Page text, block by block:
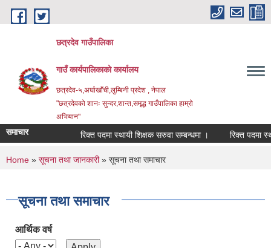
Skip to main content
छत्रदेव गाउँपालिका
गाउँ कार्यपालिकाको कार्यालय
छत्रदेव-५,अर्घाखाँची,लुम्बिनी प्रदेश , नेपाल
"छत्रदेवको शानः सुन्दर,शान्त,समृद्ध गाउँपालिका हाम्रो
अभियान"
समाचार रिक्त पदमा स्थायी शिक्षक सरुवा सम्बन्धमा । रिक्त पदमा
You are here
Home » सूचना तथा जानकारी» सूचना तथा समाचार
सूचना तथा समाचार
आर्थिक वर्ष